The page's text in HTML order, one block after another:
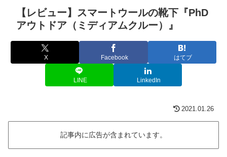
【レビュー】スマートウールの靴下『PhD
アウトドア（ミディアムクルー）』
X Facebook はてブ
LINE LinkedIn
2021.01.26
記事内に広告が含まれています。